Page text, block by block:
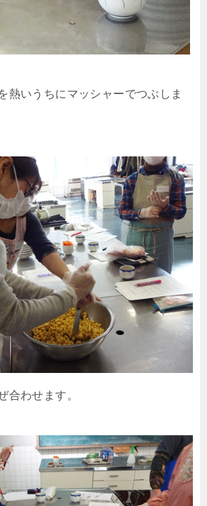
熱いうちにマッシャーでつぶしま
合わせます。